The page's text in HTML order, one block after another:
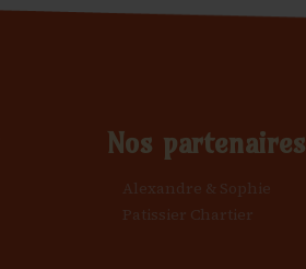
Nos partenaires
Alexandre & Sophie
Patissier Chartier